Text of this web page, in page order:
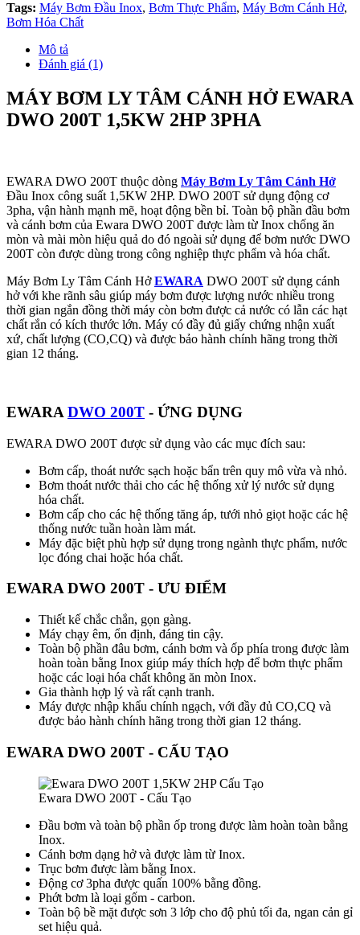
Tags: Máy Bơm Đầu Inox, Bơm Thực Phẩm, Máy Bơm Cánh Hở,
Bơm Hóa Chất
Mô tả
Đánh giá (1)
MÁY BƠM LY TÂM CÁNH HỞ EWARA
DWO 200T 1,5KW 2HP 3PHA
EWARA DWO 200T thuộc dòng Máy Bơm Ly Tâm Cánh Hở
Đầu Inox công suất 1,5KW 2HP. DWO 200T sử dụng động cơ
3pha, vận hành mạnh mẽ, hoạt động bền bỉ. Toàn bộ phần đầu bơm
và cánh bơm của Ewara DWO 200T được làm từ Inox chống ăn
mòn và mài mòn hiệu quả do đó ngoài sử dụng để bơm nước DWO
200T còn được dùng trong công nghiệp thực phẩm và hóa chất.
Máy Bơm Ly Tâm Cánh HởEWARA DWO 200T sử dụng cánh
hở với khe rãnh sâu giúp máy bơm được lượng nước nhiều trong
thời gian ngắn đồng thời máy còn bơm được cả nước có lẫn các hạt
chất rắn có kích thước lớn. Máy có đầy đủ giấy chứng nhận xuất
xứ, chất lượng (CO,CQ) và được bảo hành chính hãng trong thời
gian 12 tháng.
EWARA DWO 200T - ỨNG DỤNG
EWARA DWO 200T được sử dụng vào các mục đích sau:
Bơm cấp, thoát nước sạch hoặc bẩn trên quy mô vừa và nhỏ.
Bơm thoát nước thải cho các hệ thống xử lý nước sử dụng
hóa chất.
Bơm cấp cho các hệ thống tăng áp, tưới nhỏ giọt hoặc các hệ
thống nước tuần hoàn làm mát.
Máy đặc biệt phù hợp sử dụng trong ngành thực phẩm, nước
lọc đóng chai hoặc hóa chất.
EWARA DWO 200T - ƯU ĐIỂM
Thiết kế chắc chắn, gọn gàng.
Máy chạy êm, ổn định, đáng tin cậy.
Toàn bộ phần đâu bơm, cánh bơm và ốp phía trong được làm
hoàn toàn bằng Inox giúp máy thích hợp để bơm thực phẩm
hoặc các loại hóa chất không ăn mòn Inox.
Gia thành hợp lý và rất cạnh tranh.
Máy được nhập khẩu chính ngạch, với đầy đủ CO,CQ và
được bảo hành chính hãng trong thời gian 12 tháng.
EWARA DWO 200T - CẤU TẠO
Ewara DWO 200T - Cấu Tạo
Đầu bơm và toàn bộ phần ốp trong được làm hoàn toàn bằng
Inox.
Cánh bơm dạng hở và được làm từ Inox.
Trục bơm được làm bằng Inox.
Động cơ 3pha được quấn 100% bằng đồng.
Phớt bơm là loại gốm - carbon.
Toàn bộ bề mặt được sơn 3 lớp cho độ phủ tối đa, ngan cản gỉ
set hiệu quả.